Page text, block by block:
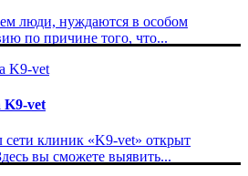
люди, нуждаются в особом
по причине того, что...
K9-vet
клиник «K9-vet» открыт
вы сможете выявить...